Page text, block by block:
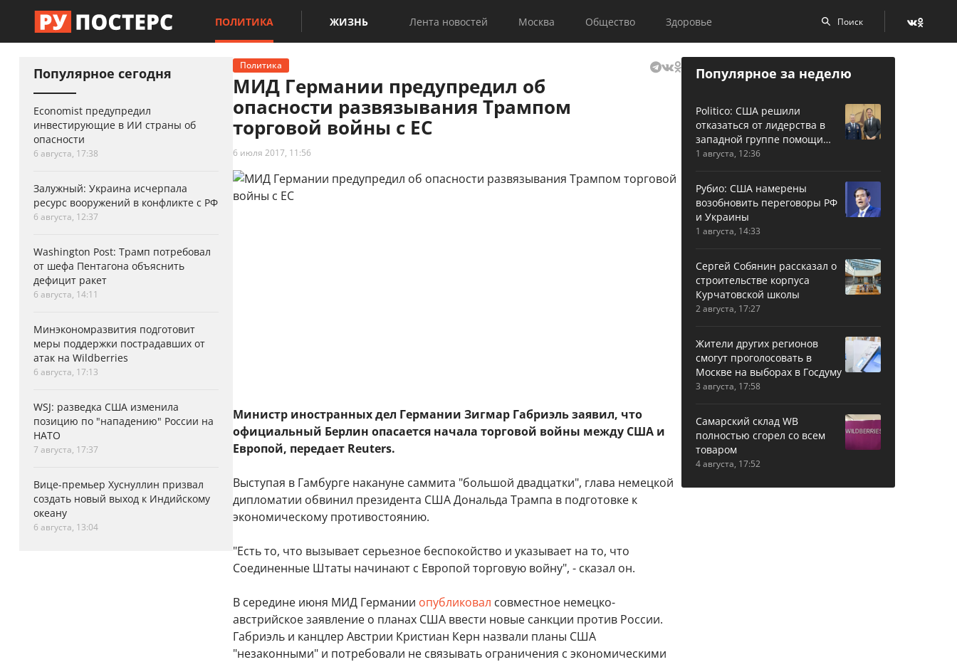
ПОЛИТИКА ЖИЗНЬ Лента новостей Москва Общество Здоровье
Популярное сегодня
Economist предупредил
инвестирующие в ИИ страны об
опасности
6 августа, 17:38
Залужный: Украина исчерпала
ресурс вооружений в конфликте с РФ
6 августа, 12:37
Washington Post: Трамп потребовал
от шефа Пентагона объяснить
дефицит ракет
6 августа, 14:11
Минэкономразвития подготовит
меры поддержки пострадавших от
атак на Wildberries
6 августа, 17:13
WSJ: разведка США изменила
позицию по "нападению" России на
НАТО
7 августа, 17:37
Вице-премьер Хуснуллин призвал
создать новый выход к Индийскому
океану
6 августа, 13:04
Политика
МИД Германии предупредил об
опасности развязывания Трампом
торговой войны с ЕС
6 июля 2017, 11:56
Министр иностранных дел Германии Зигмар Габриэль заявил, что
официальный Берлин опасается начала торговой войны между США и
Европой, передает Reuters.
Выступая в Гамбурге накануне саммита "большой двадцатки", глава немецкой
дипломатии обвинил президента США Дональда Трампа в подготовке к
экономическому противостоянию.
"Есть то, что вызывает серьезное беспокойство и указывает на то, что
Соединенные Штаты начинают с Европой торговую войну", - сказал он.
В середине июня МИД Германии опубликовал совместное немецко-
австрийское заявление о планах США ввести новые санкции против России.
Габриэль и канцлер Австрии Кристиан Керн назвали планы США
"незаконными" и потребовали не связывать ограничения с экономическими
Популярное за неделю
Politico: США решили
отказаться от лидерства в
западной группе помощи
Украине
1 августа, 12:36
Рубио: США намерены
возобновить переговоры РФ
и Украины
1 августа, 14:33
Сергей Собянин рассказал о
строительстве корпуса
Курчатовской школы
2 августа, 17:27
Жители других регионов
смогут проголосовать в
Москве на выборах в Госдуму
3 августа, 17:58
Самарский склад WB
полностью сгорел со всем
товаром
4 августа, 17:52